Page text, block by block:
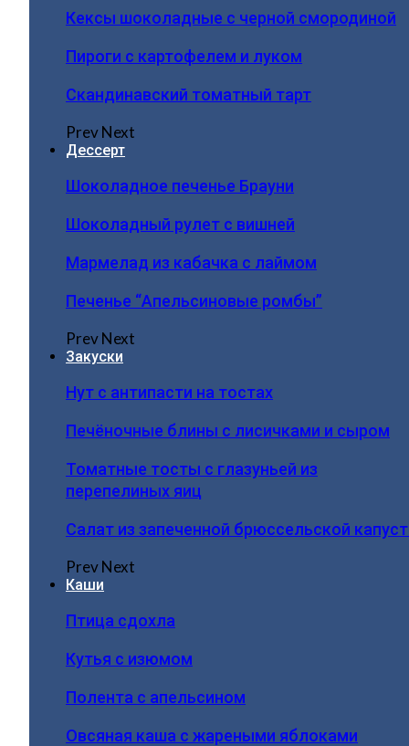
Кексы шоколадные с черной смородиной
Пироги c картофелем и луком
Скандинавский томатный тарт
PrevNext
Дессерт
Шоколадное печенье Брауни
Шоколадный рулет с вишней
Мармелад из кабачка с лаймом
Печенье “Апельсиновые ромбы”
PrevNext
Закуски
Нут с антипасти на тостах
Печёночные блины с лисичками и сыром
Томатные тосты с глазуньей из
перепелиных яиц
Салат из запеченной брюссельской
PrevNext
Каши
Птица сдохла
Кутья с изюмом
Полента с апельсином
Овсяная каша с жареными яблоками